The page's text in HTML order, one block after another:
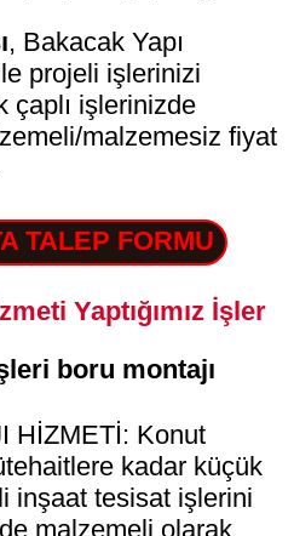
, Bakacak Yapı
projeli işlerinizi
çaplı işlerinizde
malzemesiz fiyat
TALEP FORMU
Yaptığımız İşler
boru montajı
HİZMETİ: Konut
kadar küçük
inşaat tesisat işlerini
malzemeli olarak